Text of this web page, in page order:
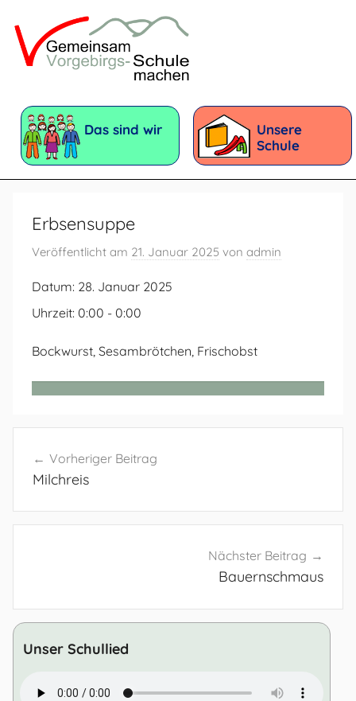
Inhalt
springen
Vorgebirgsschule
mit
dem
Förderschwerpunkt:
Das sind wir
Unsere
Schule
Erbsensuppe
Veröffentlicht am 21. Januar 2025 von admin
Datum: 28. Januar 2025
Uhrzeit: 0:00 - 0:00
Bockwurst, Sesambrötchen, Frischobst
Vorheriger Beitrag
Milchreis
Nächster Beitrag
Bauernschmaus
Unser Schullied